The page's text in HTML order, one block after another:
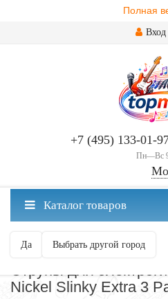
Полная
Вход
+7 (495) 133-01-
Пн—Вс
Москва ваш город?
Да Выбрать другой город
Каталог товаров
СТРУНЫ ДЛЯ ГИТАРЫ
Струны для
Nickel Slinky Extra 3